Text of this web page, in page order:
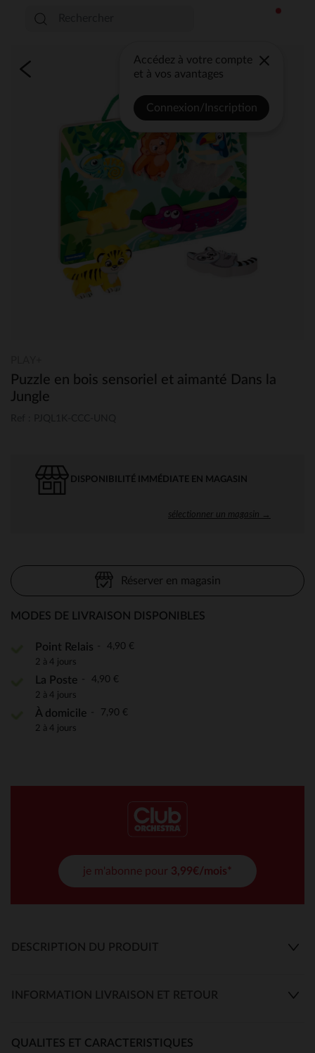
Accédez à votre compte
et à vos avantages
Connexion/Inscription
Puzzle en bois sensoriel et aimanté Dans la
Jungle
DISPONIBILITÉ IMMÉDIATE EN MAGASIN
sélectionner un magasin →
Réserver en magasin
MODES DE LIVRAISON DISPONIBLES
Point Relais 4,90 €
2 à 4 jours
La Poste 4,90 €
2 à 4 jours
À domicile 7,90 €
2 à 4 jours
je m'abonne pour 3,99€/mois*
DESCRIPTION DU PRODUIT
INFORMATION LIVRAISON ET RETOUR
QUALITES ET CARACTERISTIQUES